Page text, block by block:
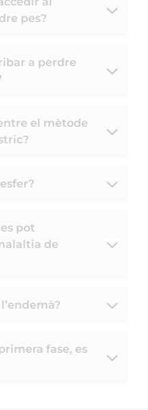
pes?
a perdre
el mètode
pot
de
fase, es